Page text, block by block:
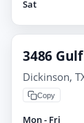
Sat
3486
Dickinson,
Copy
Mon - Fri